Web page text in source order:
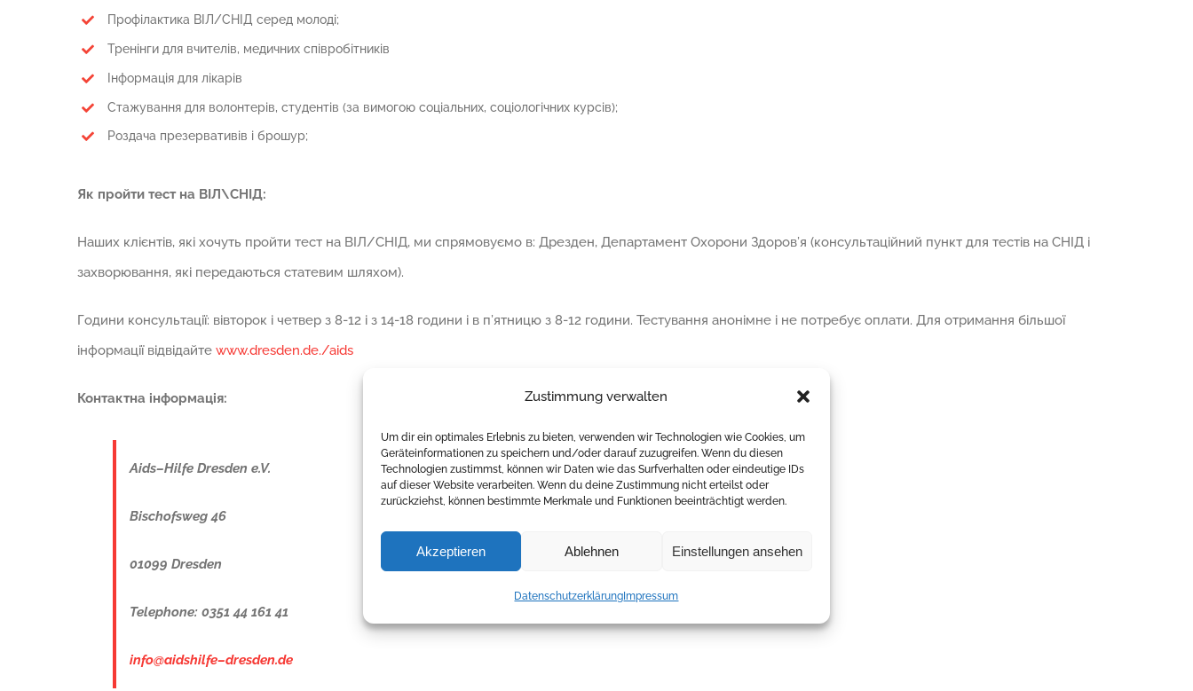
Zustimmung verwalten
Um dir ein optimales Erlebnis zu bieten, verwenden wir Technologien wie Cookies, um
Geräteinformationen zu speichern und/oder darauf zuzugreifen. Wenn du diesen
Technologien zustimmst, können wir Daten wie das Surfverhalten oder eindeutige IDs
auf dieser Website verarbeiten. Wenn du deine Zustimmung nicht erteilst oder
zurückziehst, können bestimmte Merkmale und Funktionen beeinträchtigt werden.
Akzeptieren Ablehnen Einstellungen ansehen
Datenschutzerklärung Impressum
Профілактика ВІЛ/СНІД серед молоді;
Тренінги для вчителів, медичних співробітників
Інформація для лікарів
Стажування для волонтерів, студентів (за вимогою соціальних, соціологічних курсів);
Роздача презервативів і брошур;
Як пройти тест на ВІЛ\СНІД:
Наших клієнтів, які хочуть пройти тест на ВІЛ/СНІД, ми спрямовуємо в: Дрезден, Департамент Охорони Здоров’я (консультаційний пункт для тестів на СНІД і
захворювання, які передаються статевим шляхом).
Години консультації: вівторок і четвер з 8-12 і з 14-18 години і в п’ятницю з 8-12 години. Тестування анонімне і не потребує оплати. Для отримання більшої
інформації відвідайте www.dresden.de./aids
Контактна інформація:
Aids–Hilfe Dresden e.V.
Bischofsweg 46
01099 Dresden
Telephone: 0351 44 161 41
info@aidshilfe–dresden.de